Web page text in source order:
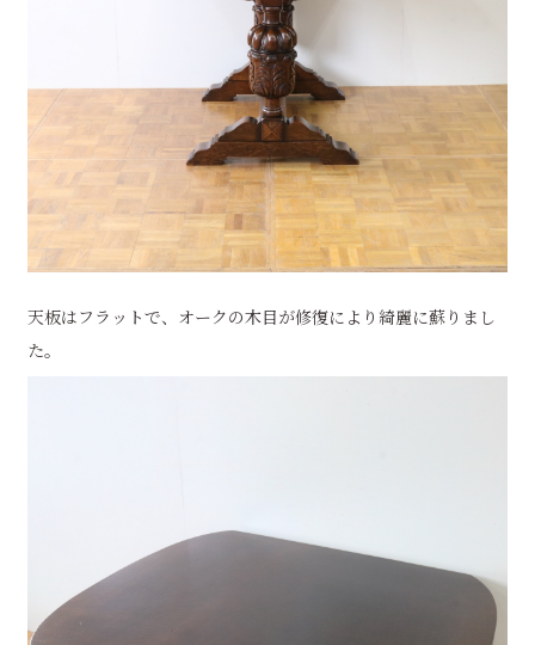
天板はフラットで、オークの木目が修復により綺麗に蘇りまし
た。